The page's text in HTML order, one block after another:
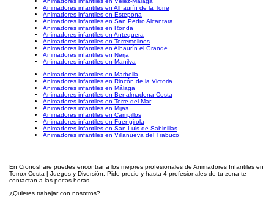
Animadores infantiles en Alhaurín de la Torre
Animadores infantiles en Estepona
Animadores infantiles en San Pedro Alcantara
Animadores infantiles en Ronda
Animadores infantiles en Antequera
Animadores infantiles en Torremolinos
Animadores infantiles en Alhaurín el Grande
Animadores infantiles en Nerja
Animadores infantiles en Manilva
Animadores infantiles en Marbella
Animadores infantiles en Rincón de la Victoria
Animadores infantiles en Málaga
Animadores infantiles en Benalmadena Costa
Animadores infantiles en Torre del Mar
Animadores infantiles en Mijas
Animadores infantiles en Campillos
Animadores infantiles en Fuengirola
Animadores infantiles en San Luis de Sabinillas
Animadores infantiles en Villanueva del Trabuco
En Cronoshare puedes encontrar a los mejores profesionales de Animadores Infantiles en
Torrox Costa | Juegos y Diversión. Pide precio y hasta 4 profesionales de tu zona te
contactan a las pocas horas.
¿Quieres trabajar con nosotros?